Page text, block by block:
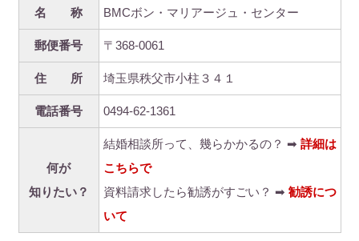
名 称 BMCボン・マリアージュ・センター
郵便番号 〒368-0061
住 所 埼玉県秩父市小柱３４１
電話番号 0494-62-1361
何が
知りたい？
結婚相談所って、幾らかかるの？ ➡ 詳細は
こちらで
資料請求したら勧誘がすごい？ ➡ 勧誘につ
いて